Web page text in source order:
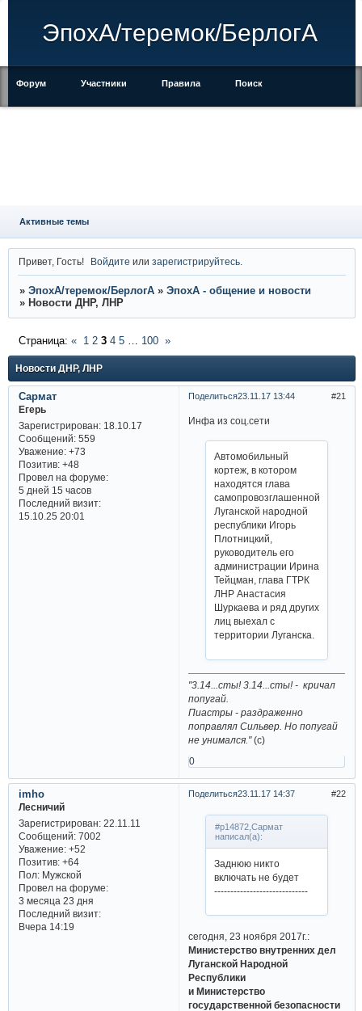
ЭпохА/теремок/БерлогА
Форум Участники Правила Поиск
Активные темы
Привет, Гость! Войдите илизарегистрируйтесь
» ЭпохА/теремок/БерлогА » ЭпохА - общение и новости
» Новости ДНР, ЛНР
Новости ДНР, ЛНР
Страница: « 1 2 3 4 5 … 100 »
Поделиться 21
23.11.17 13:44
Сармат
Егерь
Зарегистрирован: 18.10.17
Сообщений:559
Уважение: +73
Позитив: +48
Провел на форуме:
5 дней 15 часов
Последний визит:
15.10.25 20:01
Инфа из соц.сети
Автомобильный
кортеж, в котором
находятся глава
самопровозглашенной
Луганской народной
республики Игорь
Плотницкий,
руководитель его
администрации Ирина
Тейцман, глава ГТРК
ЛНР Анастасия
Шуркаева и ряд других
лиц выехал с
территории Луганска.
"3.14...сты! 3.14...сты! - кричал
попугай.
Пиастры - раздраженно
поправлял Сильвер. Но попугай
не унимался."(с)
0
Поделиться 22
23.11.17 14:37
imho
Лесничий
Зарегистрирован: 22.11.11
Сообщений:7002
Уважение: +52
Позитив: +64
Пол:Мужской
Провел на форуме:
3 месяца 23 дня
Последний визит:
Вчера 14:19
#p14872,Сармат
написал(а):
Заднюю никто
включать не будет
-----------------------------
сегодня, 23 ноября 2017г.:
Министерство внутренних дел
Луганской Народной
Республики
и Министерство
государственной безопасности